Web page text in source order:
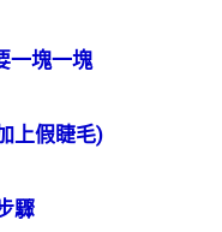
一塊一塊
上假睫毛)
驟